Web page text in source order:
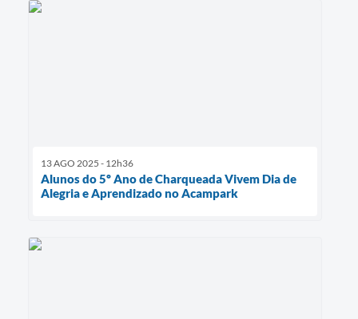
13 AGO 2025 - 12h36
Alunos do 5º Ano de Charqueada Vivem Dia de
Alegria e Aprendizado no Acampark